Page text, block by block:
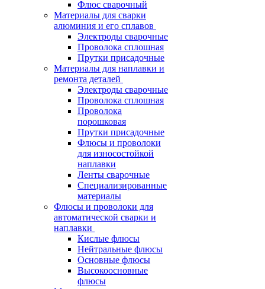
Флюс сварочный
Материалы для сварки
алюминия и его сплавов
Электроды сварочные
Проволока сплошная
Прутки присадочные
Материалы для наплавки и
ремонта деталей
Электроды сварочные
Проволока сплошная
Проволока
порошковая
Прутки присадочные
Флюсы и проволоки
для износостойкой
наплавки
Ленты сварочные
Специализированные
материалы
Флюсы и проволоки для
автоматической сварки и
наплавки
Кислые флюсы
Нейтральные флюсы
Основные флюсы
Высокоосновные
флюсы